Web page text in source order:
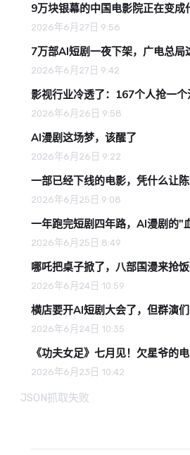
9万块银幕的中国电影院正在变成
2026年6月27日 9:56
7万部AI短剧一夜下架，广电总局
2026年6月27日 9:42
影视行业冷透了：167个人抢一
2026年6月26日 9:58
AI漫剧这场梦，该醒了
2026年6月26日 9:22
一部已经下线的电影，凭什么让
2026年6月25日 9:08
一年跑完短剧四年路，AI漫剧的"
2026年6月25日 8:49
哪吒把桌子掀了，八部国漫来抢
2026年6月24日 10:59
横店要开AI短剧大会了，但群演
2026年6月24日 10:35
《功夫女足》七月见！欠星爷的
2026年6月23日 10:42
JSON抓取失败